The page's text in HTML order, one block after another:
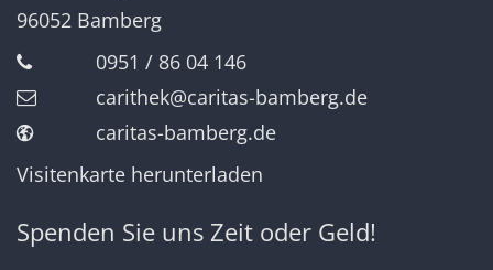
96052 Bamberg
0951 / 86 04 146
carithek@caritas-bamberg.de
caritas-bamberg.de
Visitenkarte herunterladen
Spenden Sie uns Zeit oder Geld!